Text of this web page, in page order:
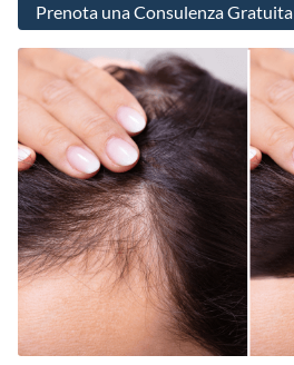
Prenota una Consulenza Gratuita